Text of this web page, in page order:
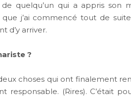
quelqu’un qui a appris son
que j’ai commencé tout de
d’y arriver.
?
choses qui ont finalement
responsable. (Rires). C’était